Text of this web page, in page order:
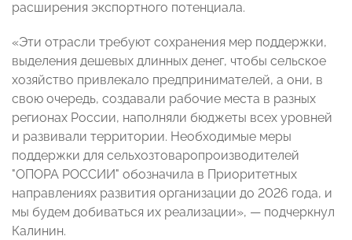
расширения экспортного потенциала.
«Эти отрасли требуют сохранения мер поддержки,
выделения дешевых длинных денег, чтобы сельское
хозяйство привлекало предпринимателей, а они, в
свою очередь, создавали рабочие места в разных
регионах России, наполняли бюджеты всех уровней
и развивали территории. Необходимые меры
поддержки для сельхозтоваропроизводителей
"ОПОРА РОССИИ" обозначила в Приоритетных
направлениях развития организации до 2026 года, и
мы будем добиваться их реализации», — подчеркнул
Калинин.